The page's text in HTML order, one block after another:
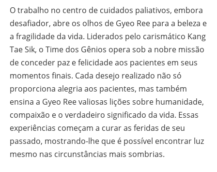
O trabalho no centro de cuidados paliativos, embora
desafiador, abre os olhos de Gyeo Ree para a beleza e
a fragilidade da vida. Liderados pelo carismático Kang
Tae Sik, o Time dos Gênios opera sob a nobre missão
de conceder paz e felicidade aos pacientes em seus
momentos finais. Cada desejo realizado não só
proporciona alegria aos pacientes, mas também
ensina a Gyeo Ree valiosas lições sobre humanidade,
compaixão e o verdadeiro significado da vida. Essas
experiências começam a curar as feridas de seu
passado, mostrando-lhe que é possível encontrar luz
mesmo nas circunstâncias mais sombrias.